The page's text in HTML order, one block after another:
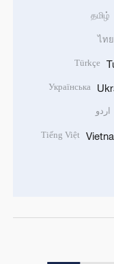
தமிழ்
ไทย
Türkçe
Українська
اردو
Tiếng Việt